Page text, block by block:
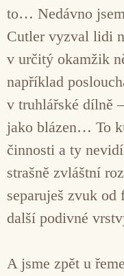
to… Nedávno
Cutler vyzval lidi
v určitý okamžik
například
v truhlářské dílně
jako blázen… To
činnosti a ty
strašně zvláštní
separuješ zvuk
další podivné
A jsme zpět u